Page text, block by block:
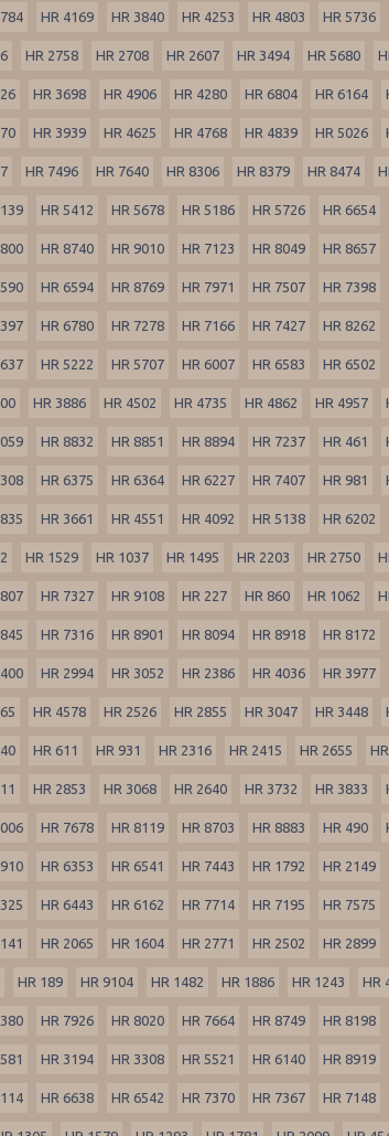
HR 4169 HR 3840 HR 4253 HR 4803 HR 5736
HR 2758 HR 2708 HR 2607 HR 3494 HR 5680
HR 3698 HR 4906 HR 4280 HR 6804 HR 6164
HR 3939 HR 4625 HR 4768 HR 4839 HR 5026
HR 7496 HR 7640 HR 8306 HR 8379 HR 8474
HR 5412 HR 5678 HR 5186 HR 5726 HR 6654
HR 8740 HR 9010 HR 7123 HR 8049 HR 8657
HR 6594 HR 8769 HR 7971 HR 7507 HR 7398
HR 6780 HR 7278 HR 7166 HR 7427 HR 8262
HR 5222 HR 5707 HR 6007 HR 6583 HR 6502
HR 3886 HR 4502 HR 4735 HR 4862 HR 4957
HR 8832 HR 8851 HR 8894 HR 7237 HR 461
HR 6375 HR 6364 HR 6227 HR 7407 HR 981
HR 3661 HR 4551 HR 4092 HR 5138 HR 6202
HR 1529 HR 1037 HR 1495 HR 2203 HR 2750
HR 7327 HR 9108 HR 227 HR 860 HR 1062
HR 7316 HR 8901 HR 8094 HR 8918 HR 8172
HR 2994 HR 3052 HR 2386 HR 4036 HR 3977
HR 4578 HR 2526 HR 2855 HR 3047 HR 3448
HR 611 HR 931 HR 2316 HR 2415 HR 2655
HR 2853 HR 3068 HR 2640 HR 3732 HR 3833
HR 7678 HR 8119 HR 8703 HR 8883 HR 490
HR 6353 HR 6541 HR 7443 HR 1792 HR 2149
HR 6443 HR 6162 HR 7714 HR 7195 HR 7575
HR 2065 HR 1604 HR 2771 HR 2502 HR 2899
HR 189 HR 9104 HR 1482 HR 1886 HR 1243 HR
HR 7926 HR 8020 HR 7664 HR 8749 HR 8198
HR 3194 HR 3308 HR 5521 HR 6140 HR 8919
HR 6638 HR 6542 HR 7370 HR 7367 HR 7148